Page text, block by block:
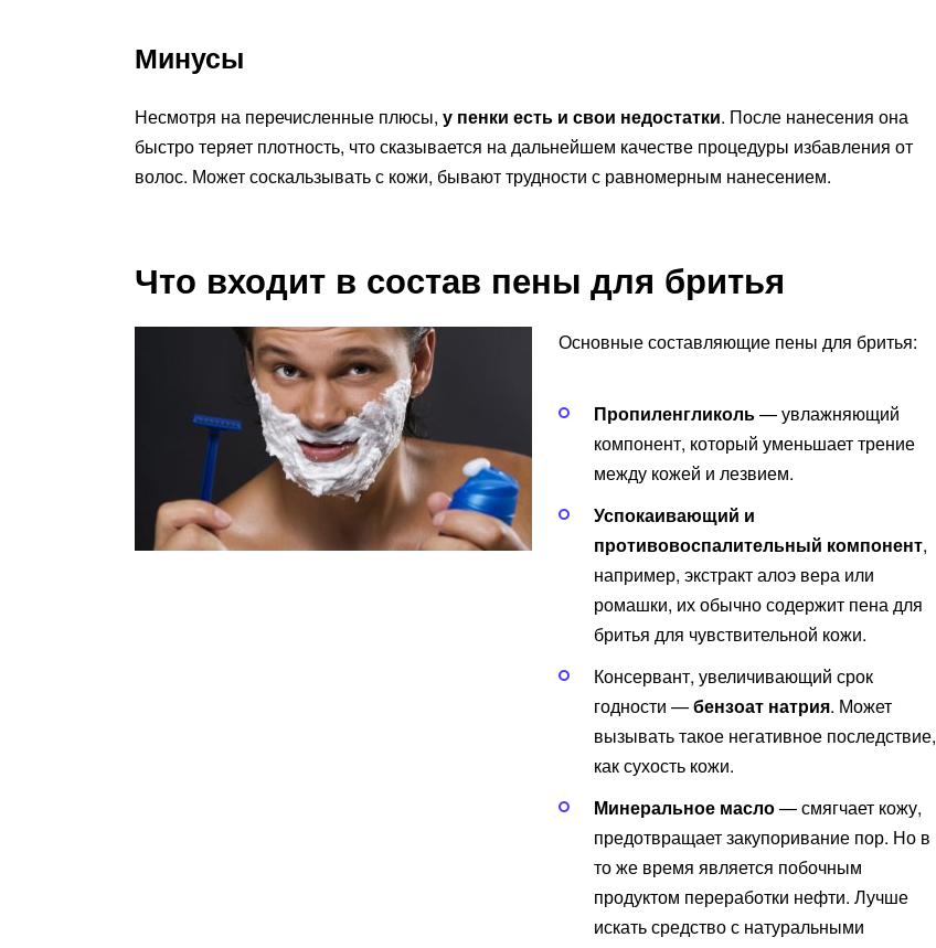
Минусы
Несмотря на перечисленные плюсы, у пенки есть и свои недостатки. После нанесения она
быстро теряет плотность, что сказывается на дальнейшем качестве процедуры избавления от
волос. Может соскальзывать с кожи, бывают трудности с равномерным нанесением.
Что входит в состав пены для бритья
Основные составляющие пены для бритья:
Пропиленгликоль— увлажняющий
компонент, который уменьшает трение
между кожей и лезвием.
Успокаивающий и
противовоспалительный компонент,
например, экстракт алоэ вера или
ромашки, их обычно содержит пена для
бритья для чувствительной кожи.
Консервант, увеличивающий срок
годности —бензоат натрия. Может
вызывать такое негативное последствие,
как сухость кожи.
Минеральное масло— смягчает кожу,
предотвращает закупоривание пор. Но в
то же время является побочным
продуктом переработки нефти. Лучше
искать средство с натуральными